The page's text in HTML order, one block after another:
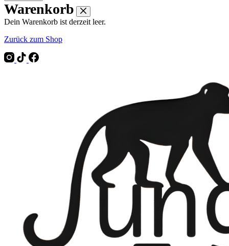
Warenkorb
Dein Warenkorb ist derzeit leer.
Zurück zum Shop